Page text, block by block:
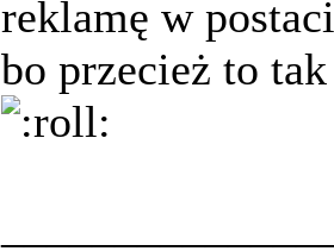
reklamę w
bo przecież to